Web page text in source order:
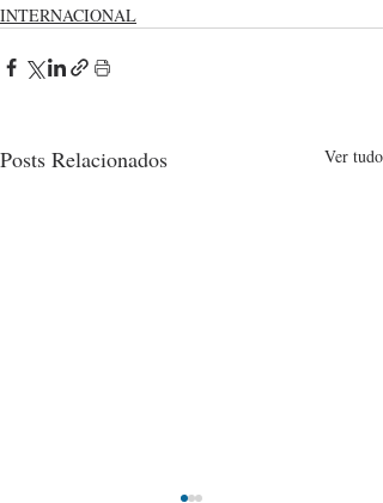
INTERNACIONAL
Posts Relacionados Ver tudo